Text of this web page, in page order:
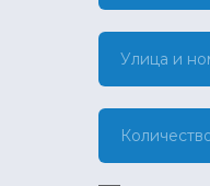
Улица и